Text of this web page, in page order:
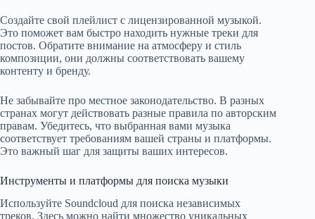
Создайте свой плейлист с лицензированной музыкой.
Это поможет вам быстро находить нужные треки для
постов. Обратите внимание на атмосферу и стиль
композиции, они должны соответствовать вашему
контенту и бренду.
Не забывайте про местное законодательство. В разных
странах могут действовать разные правила по авторским
правам. Убедитесь, что выбранная вами музыка
соответствует требованиям вашей страны и платформы.
Это важный шаг для защиты ваших интересов.
Инструменты и платформы для поиска музыки
Используйте Soundcloud для поиска независимых
треков. Здесь можно найти множество уникальных